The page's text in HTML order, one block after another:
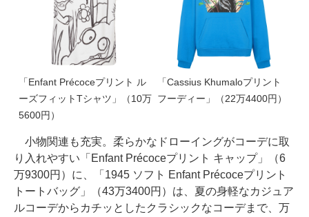
「Enfant Précoceプリント ル
ーズフィットTシャツ」（10万
5600円）
「Cassius Khumaloプリント
フーディー」（22万4400円）
小物関連も充実。柔らかなドローイングがコーデに取
り入れやすい「Enfant Précoceプリント キャップ」（6
万9300円）に、「1945 ソフト Enfant Précoceプリント
トートバッグ」（43万3400円）は、夏の身軽なカジュア
ルコーデからカチッとしたクラシックなコーデまで、万